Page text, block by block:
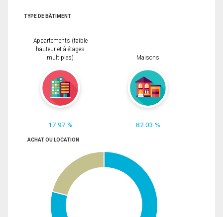
TYPE DE BÂTIMENT
Appartements (faible
hauteur et à étages
multiples)
17.97 %
Maisons
82.03 %
ACHAT OU LOCATION